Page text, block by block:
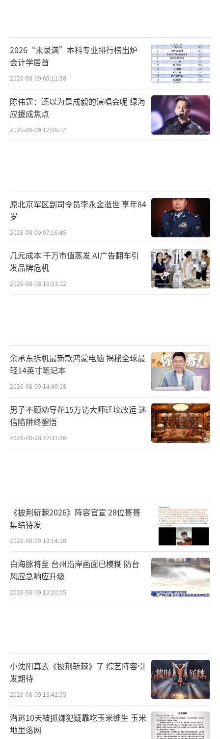
2026“未录满”本科专业排行榜出炉
会计学居首
2026-08-09 09:11:38
陈伟霆：还以为是成毅的演唱会呢 绿海
应援成焦点
2026-08-09 12:08:14
原北京军区副司令员李永金逝世 享年84
岁
2026-08-09 07:16:45
几元成本 千万市值蒸发 AI广告翻车引
发品牌危机
2026-08-08 19:33:12
余承东拆机最新款鸿蒙电脑 揭秘全球最
轻14英寸笔记本
2026-08-09 14:49:18
男子不顾劝导花15万请大师迁坟改运 迷
信陷阱终醒悟
2026-08-08 22:31:26
《披荆斩棘2026》阵容官宣 28位哥哥
集结待发
2026-08-09 13:14:10
白海豚将至 台州沿岸画面已模糊 防台
风应急响应升级
2026-08-09 12:20:55
小沈阳真去《披荆斩棘》了 综艺阵容引
发期待
2026-08-09 13:42:55
潜逃10天被抓嫌犯疑靠吃玉米维生 玉米
地里落网